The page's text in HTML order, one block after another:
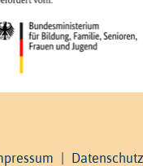
Datenschutz